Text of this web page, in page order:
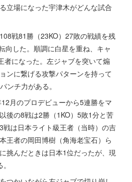
立場になった宇津木がどんな試合
戦81勝（23KO）27敗の戦績を残
向した。順調に白星を重ね、キャ
者になった。左ジャブを突いて煽
ンに繋げる攻撃パターンを持って
ンチ力がある。
月のプロデビューから5連勝をマ
後の8戦は2勝（1KO）5敗1分と苦
戦は日本ライト級王者（当時）の吉
王者の岡田博樹（角海老宝石）ら
挑んだときは日本1位だったが、現